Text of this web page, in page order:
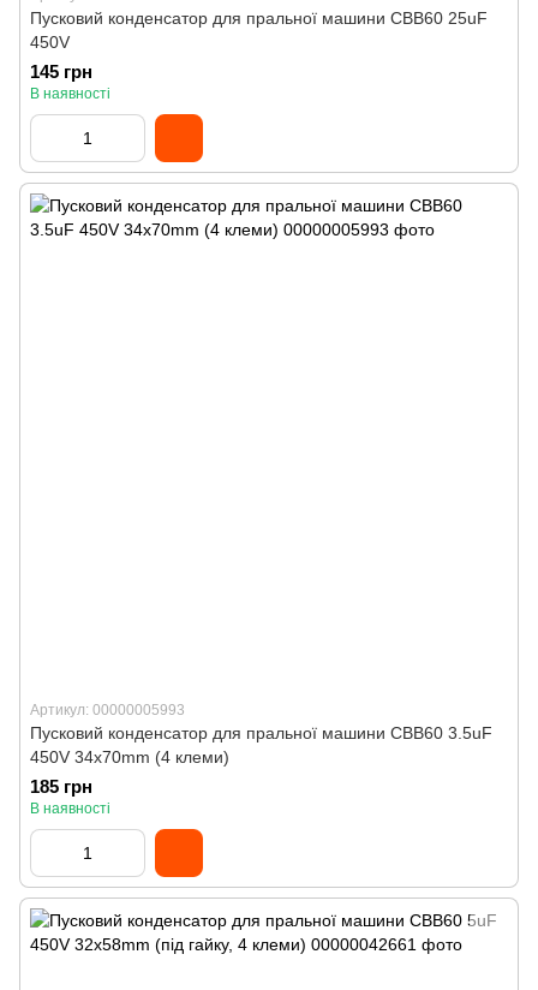
Пусковий конденсатор для пральної машини CBB60 25uF
450V
145 грн
В наявності
Артикул: 00000005993
Пусковий конденсатор для пральної машини CBB60 3.5uF
450V 34x70mm (4 клеми)
185 грн
В наявності